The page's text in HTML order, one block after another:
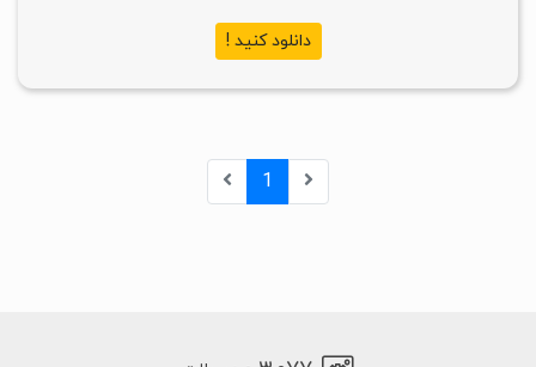
دانلود کنید !
1